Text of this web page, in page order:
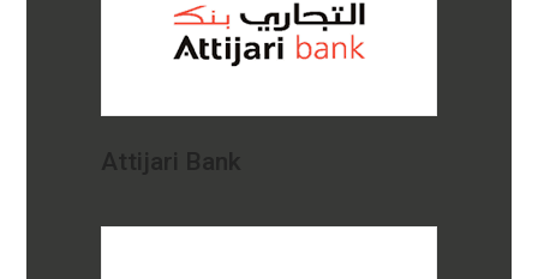
Attijari Bank